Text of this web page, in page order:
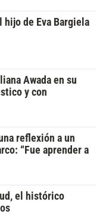
de Eva Bargiela
Awada en su
y con
reflexión a un
“Fue aprender a
el histórico